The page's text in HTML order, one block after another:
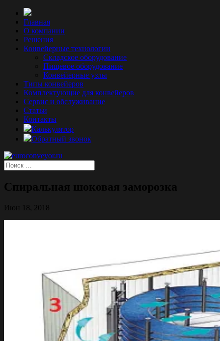
Главная
О компании
Решения
Конвейерные технологии
Складское оборудование
Пищевое оборудование
Конвейерные узлы
Типы конвейеров
Комплектующие для конвейеров
Сервис и обслуживание
Статьи
Контакты
Калькулятор
Обратный звонок
Спиральная шоковая заморозка
Июн 18, 2018